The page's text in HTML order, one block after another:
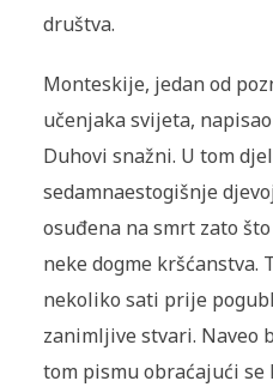
društva.
Monteskije, jedan od
učenjaka svijeta,
Duhovi snažni. U tom
sedamnaestogišnje
osuđena na smrt zato
neke dogme kršćanstva.
nekoliko sati prije
za­nimljive stvari. Naveo
tom pismu obraća­jući se